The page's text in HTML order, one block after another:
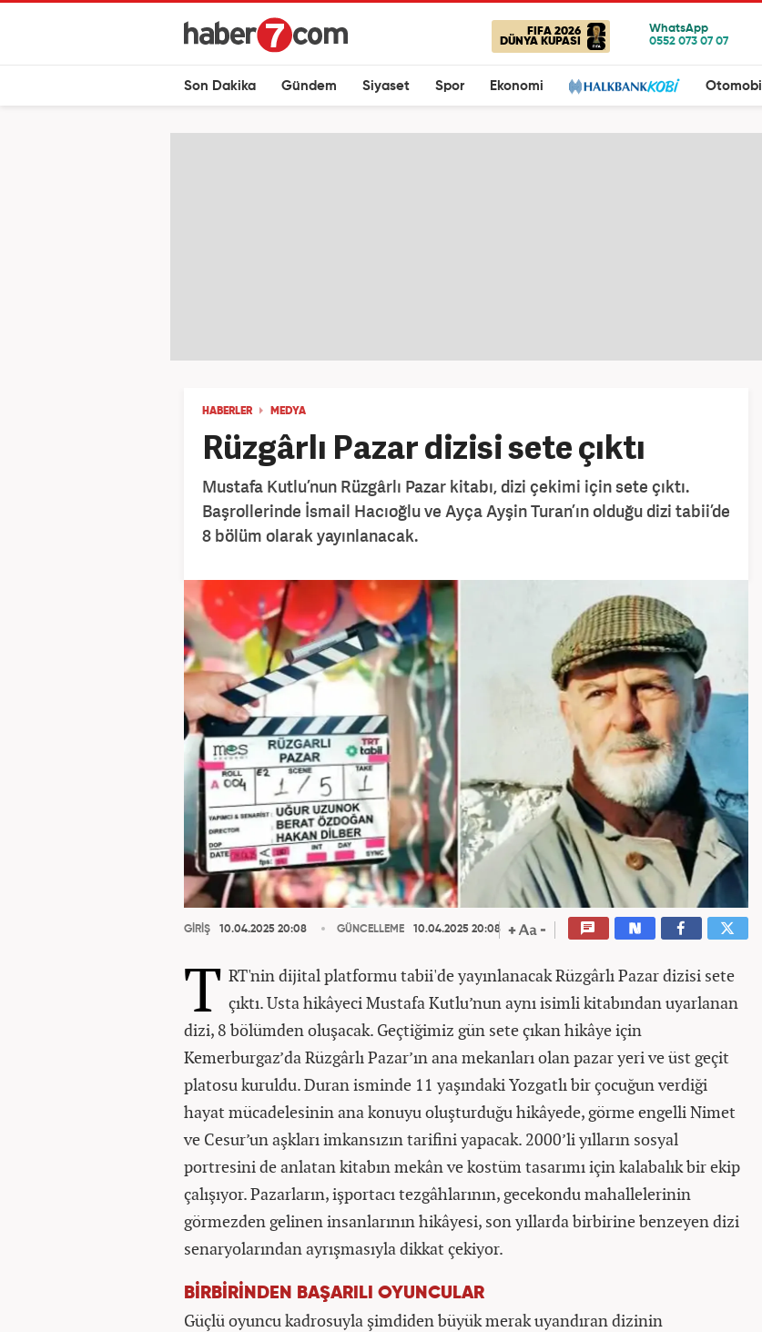
FIFA 2026
DÜNYA KUPASI
Son Dakika Gündem Siyaset Spor Ekonomi Otomobil
HABERLER MEDYA
Rüzgârlı Pazar dizisi sete çıktı
Mustafa Kutlu’nun Rüzgârlı Pazar kitabı, dizi çekimi için sete çıktı.
Başrollerinde İsmail Hacıoğlu ve Ayça Ayşin Turan’ın olduğu dizi tabii’de
8 bölüm olarak yayınlanacak.
GİRİŞ 10.04.2025 20:08 GÜNCELLEME 10.04.2025 20:08
T RT'nin dijital platformu tabii'de yayınlanacak Rüzgârlı Pazar dizisi sete
çıktı. Usta hikâyeci Mustafa Kutlu’nun aynı isimli kitabından uyarlanan
dizi, 8 bölümden oluşacak. Geçtiğimiz gün sete çıkan hikâye için
Kemerburgaz’da Rüzgârlı Pazar’ın ana mekanları olan pazar yeri ve üst geçit
platosu kuruldu. Duran isminde 11 yaşındaki Yozgatlı bir çocuğun verdiği
hayat mücadelesinin ana konuyu oluşturduğu hikâyede, görme engelli Nimet
ve Cesur’un aşkları imkansızın tarifini yapacak. 2000’li yılların sosyal
portresini de anlatan kitabın mekân ve kostüm tasarımı için kalabalık bir ekip
çalışıyor. Pazarların, işportacı tezgâhlarının, gecekondu mahallelerinin
görmezden gelinen insanlarının hikâyesi, son yıllarda birbirine benzeyen dizi
senaryolarından ayrışmasıyla dikkat çekiyor.
BİRBİRİNDEN BAŞARILI OYUNCULAR
Güçlü oyuncu kadrosuyla şimdiden büyük merak uyandıran dizinin